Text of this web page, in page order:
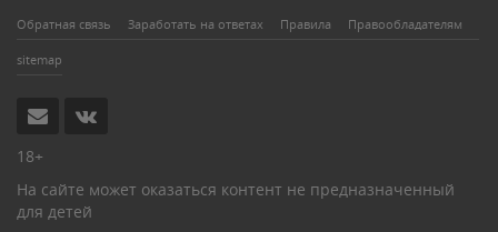
Обратная связь Заработать на ответах Правила Правообладателям
sitemap
18+
На сайте может оказаться контент не предназначенный
для детей